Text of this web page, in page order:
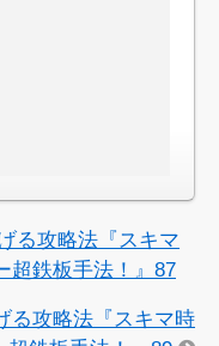
る攻略法『スキマ
超鉄板手法！』87
攻略法『スキマ時